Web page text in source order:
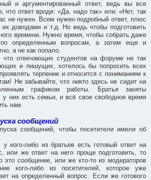
и аргументированный ответ, ведь вы все
что ответ вроде: «Да, надо так» или: «Нет, так
не нужен. Всем нужен подробный ответ, плюс
доводами и т.д. Но ведь чтобы подготовить
времени. Нужно время, чтобы собрать даже
по определенным вопросам, а затем еще и
а не как попало.
что отвечающих студентов на форуме не так
и пишущих, хотелось бы попросить всех
терпение и относится с пониманием к
Не забывайте, что никто здесь не сидит на
графиком работы. Братья заняты
у них есть семьи, и всё свое свободное время
нам.
сообщений
сообщений, чтобы посетители имели об
кого-либо из братьев есть готовый ответ на
или же ответ на него проще подготовить, то
это сообщение, или же кто-то из модераторов
кого-либо из посетителей, которое уже
на определенный вопрос. Если же готового